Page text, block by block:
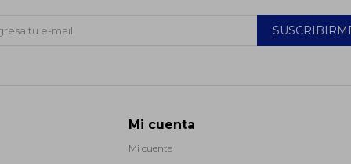
Mi cuenta
Mi cuenta